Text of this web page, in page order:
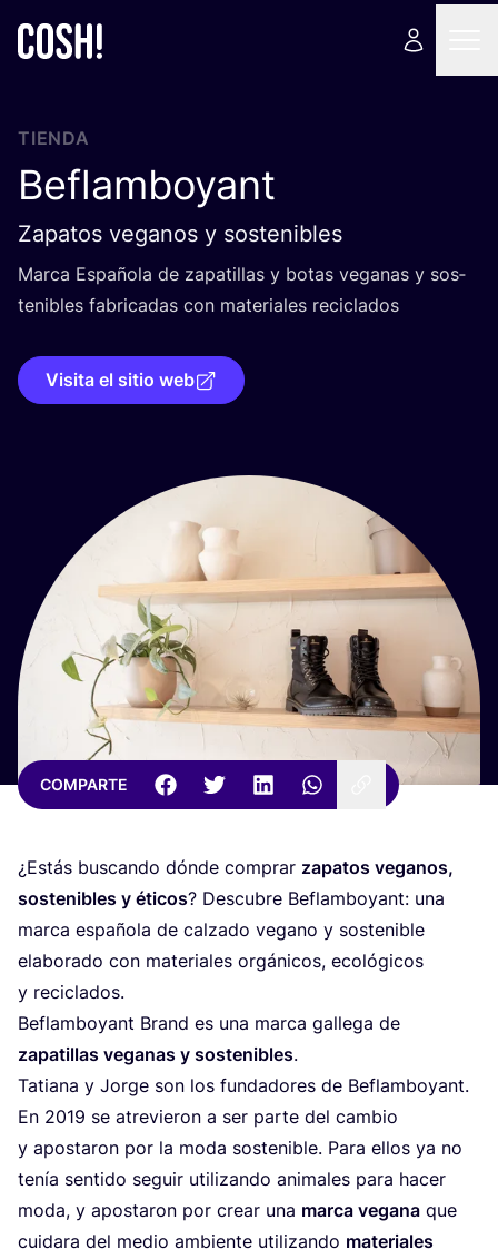
TIENDA
Beflamboyant
Zapatos veganos y sostenibles
Mar­ca Espa­ño­la de zapa­ti­llas y botas vega­nas y sos­
te­ni­bles fabri­ca­das con mate­ria­les reciclados
Visita el sitio web
COMPARTE
¿Estás bus­can­do dón­de com­prar zapa­tos vega­nos,
sos­te­ni­bles y éti­cos? Des­cu­bre Beflam­bo­yant: una
mar­ca espa­ño­la de cal­za­do vegano y sos­te­ni­ble
ela­bo­ra­do con mate­ria­les orgá­ni­cos, eco­ló­gi­cos
y reciclados.
Beflam­bo­yant Brand es una mar­ca galle­ga de
zapa­ti­llas vega­nas y sos­te­ni­bles.
Tatia­na y Jor­ge son los fun­da­do­res de Beflam­bo­yant.
En 2019 se atre­vie­ron a ser par­te del cam­bio
y apos­ta­ron por la moda sos­te­ni­ble. Para ellos ya no
tenía sen­ti­do seguir uti­li­zan­do ani­ma­les para hacer
moda, y apos­ta­ron por crear una mar­ca vega­na que
cui­da­ra del medio ambien­te uti­li­zan­do mate­ria­les